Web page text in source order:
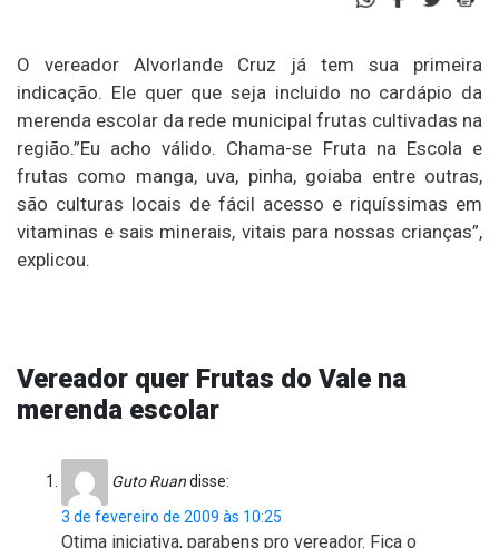
O vereador Alvorlande Cruz já tem sua primeira
indicação. Ele quer que seja incluido no cardápio da
merenda escolar da rede municipal frutas cultivadas na
região.”Eu acho válido. Chama-se Fruta na Escola e
frutas como manga, uva, pinha, goiaba entre outras,
são culturas locais de fácil acesso e riquíssimas em
vitaminas e sais minerais, vitais para nossas crianças”,
explicou.
Vereador quer Frutas do Vale na
merenda escolar
Guto Ruandisse:
3 de fevereiro de 2009 às 10:25
Otima iniciativa, parabens pro vereador. Fica o